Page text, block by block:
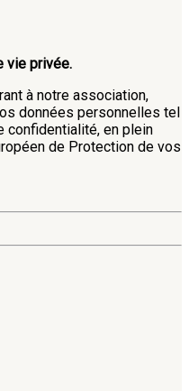
vie privée.
à notre association,
données personnelles tel
confidentialité, en plein
de Protection de vos